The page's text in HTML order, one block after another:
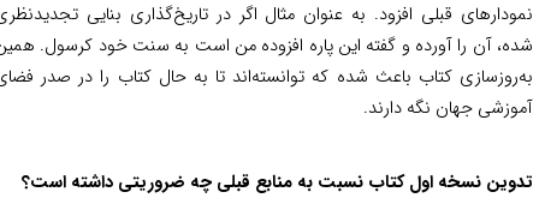
قبلی افزود. به عنوان مثال اگر در تاریخ‌گذاری بنایی تجدیدنظری
آن را آورده و گفته این پاره افزوده من است به سنت خود کرسول. همین
کتاب باعث شده که توانسته‌اند تا به حال کتاب را در صدر فضای
جهان نگه‌ دارند.
نسخه اول کتاب نسبت به منابع قبلی چه ضروریتی داشته است؟